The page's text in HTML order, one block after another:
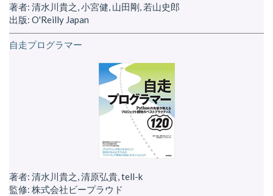
著者: 清水川貴之, 小宮健, 山田剛, 若山史郎
出版: O'Reilly Japan
自走プログラマー
著者: 清水川貴之, 清原弘貴, tell-k
監修: 株式会社ビープラウド